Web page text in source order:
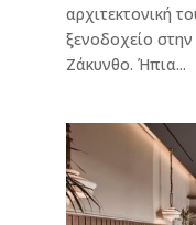
αρχιτεκτονική
ξενοδοχείο
Ζάκυνθο. Ήπια...